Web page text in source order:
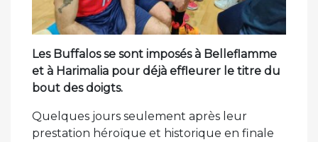
Les Buffalos se sont imposés à Belleflamme
et à Harimalia pour déjà effleurer le titre du
bout des doigts.
Quelques jours seulement après leur
prestation héroïque et historique en finale